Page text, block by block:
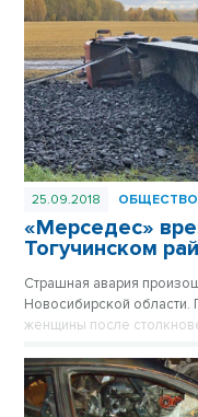
25.09.2018 ОБЩЕСТВО
«Мерседес»
Тогучинском
Страшная авария
Новосибирской
женщины после